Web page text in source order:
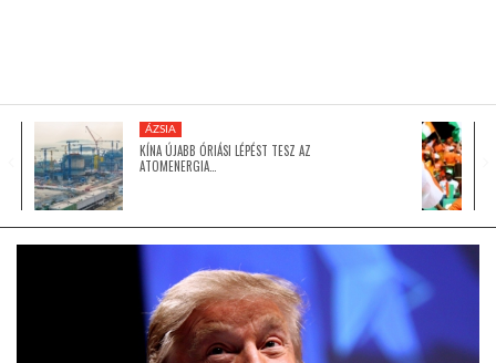
GLOBOTV BP
TROPICALMAGAZIN
ÁZSIA
KÍNA ÚJABB ÓRIÁSI LÉPÉST TESZ AZ
ATOMENERGIA…